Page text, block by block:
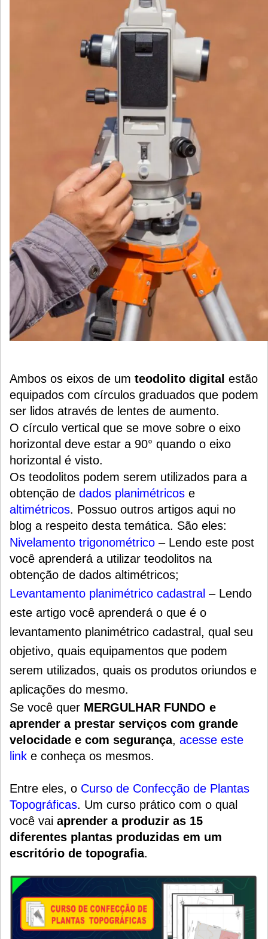
Ambos os eixos de um teodolito digital estão
equipados com círculos graduados que podem
ser lidos através de lentes de aumento.
O círculo vertical que se move sobre o eixo
horizontal deve estar a 90° quando o eixo
horizontal é visto.
Os teodolitos podem serem utilizados para a
obtenção de dados planimétricos e
altimétricos. Possuo outros artigos aqui no
blog a respeito desta temática. São eles:
Nivelamento trigonométrico – Lendo este post
você aprenderá a utilizar teodolitos na
obtenção de dados altimétricos;
Levantamento planimétrico cadastral – Lendo
este artigo você aprenderá o que é o
levantamento planimétrico cadastral, qual seu
objetivo, quais equipamentos que podem
serem utilizados, quais os produtos oriundos e
aplicações do mesmo.
Se você quer MERGULHAR FUNDO e
aprender a prestar serviços com grande
velocidade e com segurança, acesse este
link e conheça os mesmos.
Entre eles, o Curso de Confecção de Plantas
Topográficas. Um curso prático com o qual
você vai aprender a produzir as 15
diferentes plantas produzidas em um
escritório de topografia.